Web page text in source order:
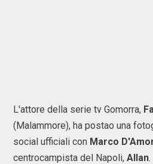
L'attore della serie tv Gomorra,
(Malammore), ha postao una
social ufficiali con Marco
centrocampista del Napoli, Allan